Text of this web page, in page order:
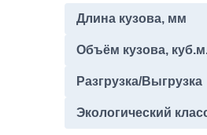
5490
6460
65206
65207
Длина кузова, мм
Объём кузова,
Разгрузка/Выгрузка
Экологический